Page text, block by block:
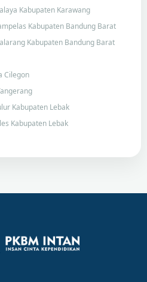
Kabupaten Karawang
Kabupaten Bandung Barat
Kabupaten Bandung Barat
Cilegon
Kabupaten Lebak
Kabupaten Lebak